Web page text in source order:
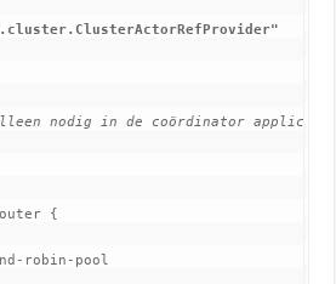
nodig in de coördinator
{
robin-pool